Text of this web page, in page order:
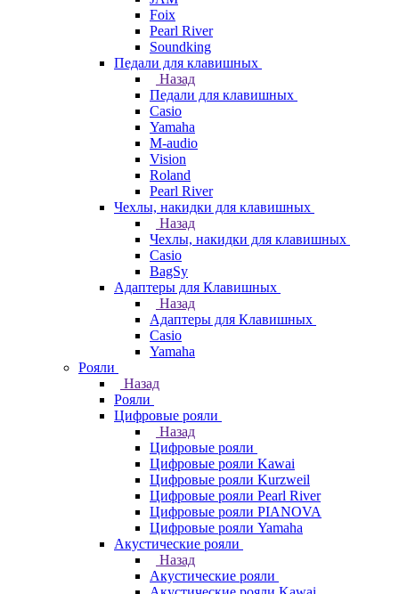
Foix
Pearl River
Soundking
Педали для клавишных
Назад
Педали для клавишных
Casio
Yamaha
M-audio
Vision
Roland
Pearl River
Чехлы, накидки для клавишных
Назад
Чехлы, накидки для клавишных
Casio
BagSy
Адаптеры для Клавишных
Назад
Адаптеры для Клавишных
Casio
Yamaha
Рояли
Назад
Рояли
Цифровые рояли
Назад
Цифровые рояли
Цифровые рояли Kawai
Цифровые рояли Kurzweil
Цифровые рояли Pearl River
Цифровые рояли PIANOVA
Цифровые рояли Yamaha
Акустические рояли
Назад
Акустические рояли